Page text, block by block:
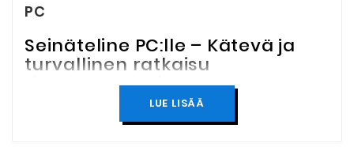
PC
Seinäteline PC:lle – Kätevä ja
turvallinen ratkaisu
tietokoneellesi
Optimoi työtilasi ja luo järjestelmällisempi ja
tehokkaampi tietokonekokoonpano
LUE LISÄÄ